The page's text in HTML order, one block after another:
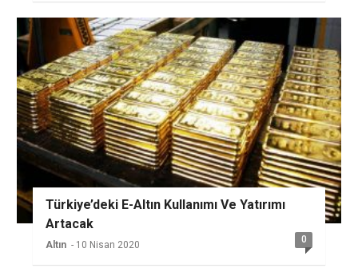
Türkiye’deki E-Altın Kullanımı Ve Yatırımı
Artacak
Altın - 10 Nisan 2020 0